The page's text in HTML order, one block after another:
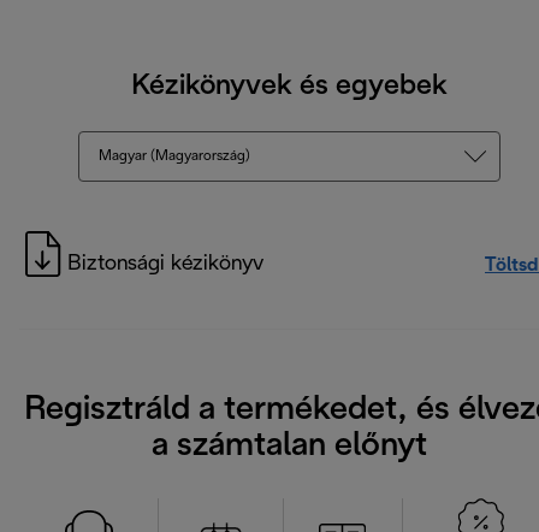
Kézikönyvek és egyebek
Magyar (Magyarország)
Biztonsági kézikönyv
Regisztráld a termékedet, és
a számtalan előnyt